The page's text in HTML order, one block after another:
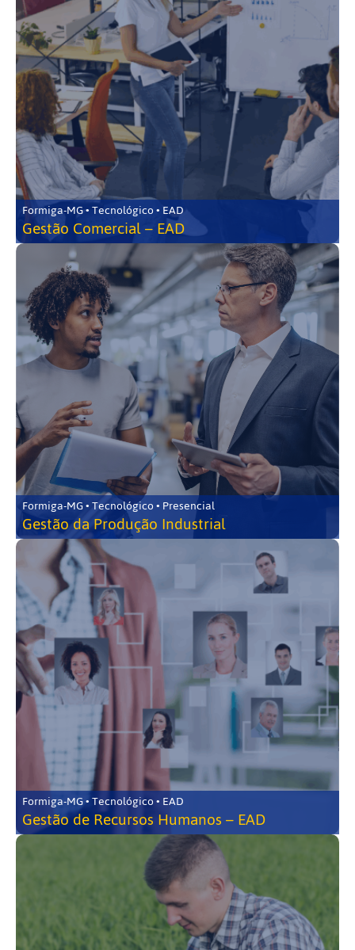
Formiga-MG • Tecnológico • EAD
Gestão Comercial – EAD
Formiga-MG • Tecnológico • Presencial
Gestão da Produção Industrial
Formiga-MG • Tecnológico • EAD
Gestão de Recursos Humanos – EAD